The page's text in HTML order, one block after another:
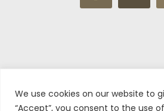
We use cookies on our website to
“Accept”, you consent to the use of